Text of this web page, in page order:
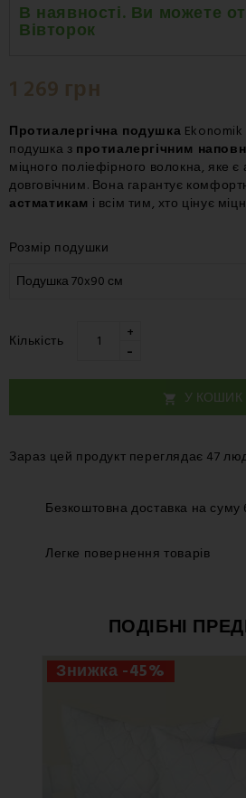
В наявності. Ви можете
Вівторок
відділення
1 269 грн
Протиалергічна подушка
подушка з протиалергічним
міцного поліефірного волокна, яке
довговічним. Вона гарантує
астматикам і всім тим, хто цінує
Розмір подушки
Кількість +
-
 У КОШИК
Зараз цей продукт переглядає 47
Безкоштовна доставка на суму
Легке повернення товарів
ПОДІБНІ
Знижка -45%